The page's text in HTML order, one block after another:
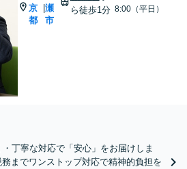
京
都
瀬
市
ら徒歩1分 8:00（平日）
・丁寧な対応で「安心」をお届けしま
までワンストップ対応で精神的負担を